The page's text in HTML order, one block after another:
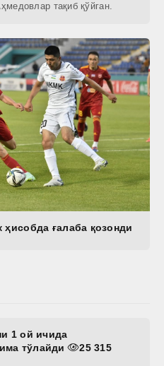
тақиб қўйган.
ғалаба қозонди
1 ой ичида
тўлайди
25 315